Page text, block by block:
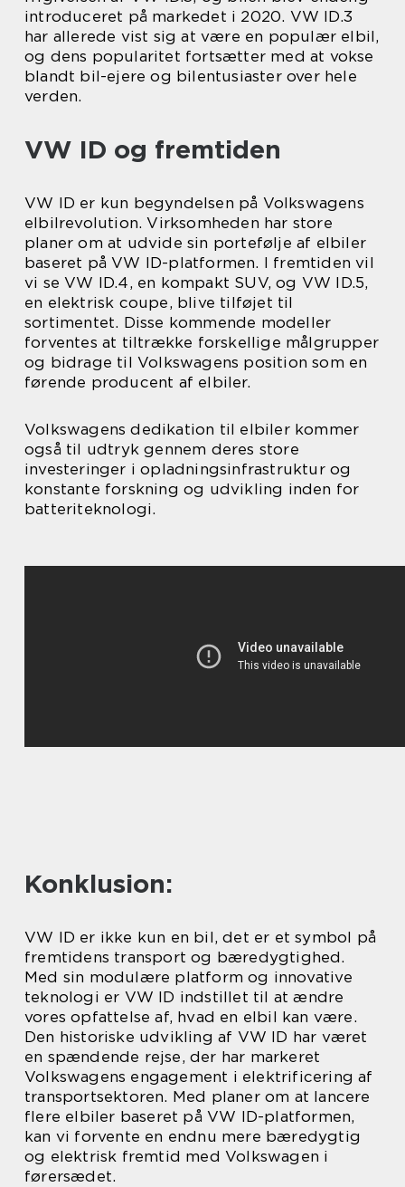
introduceret på markedet i 2020. VW ID.3
har allerede vist sig at være en populær elbil,
og dens popularitet fortsætter med at vokse
blandt bil-ejere og bilentusiaster over hele
verden.
VW ID og fremtiden
VW ID er kun begyndelsen på Volkswagens
elbilrevolution. Virksomheden har store
planer om at udvide sin portefølje af elbiler
baseret på VW ID-platformen. I fremtiden vil
vi se VW ID.4, en kompakt SUV, og VW ID.5,
en elektrisk coupe, blive tilføjet til
sortimentet. Disse kommende modeller
forventes at tiltrække forskellige målgrupper
og bidrage til Volkswagens position som en
førende producent af elbiler.
Volkswagens dedikation til elbiler kommer
også til udtryk gennem deres store
investeringer i opladningsinfrastruktur og
konstante forskning og udvikling inden for
batteriteknologi.
Konklusion:
VW ID er ikke kun en bil, det er et symbol på
fremtidens transport og bæredygtighed.
Med sin modulære platform og innovative
teknologi er VW ID indstillet til at ændre
vores opfattelse af, hvad en elbil kan være.
Den historiske udvikling af VW ID har været
en spændende rejse, der har markeret
Volkswagens engagement i elektrificering af
transportsektoren. Med planer om at lancere
flere elbiler baseret på VW ID-platformen,
kan vi forvente en endnu mere bæredygtig
og elektrisk fremtid med Volkswagen i
førersædet.